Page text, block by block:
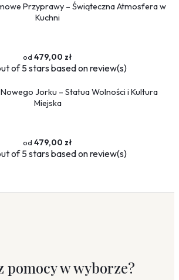
Przyprawy – Świąteczna Atmosfera w
Kuchni
479,00 zł
of 5 stars based onreview(s)
Jorku – Statua Wolności i Kultura
Miejska
479,00 zł
of 5 stars based onreview(s)
pomocy w wyborze?